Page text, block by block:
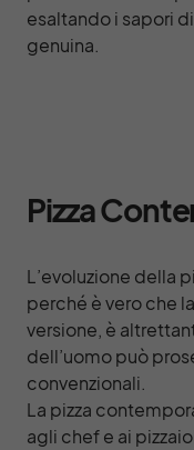
esaltando i sapori
genuina.
Pizza
L’evoluzione della
perché è vero che
versione, è
dell’uomo può
convenzionali.
La pizza
agli chef e ai